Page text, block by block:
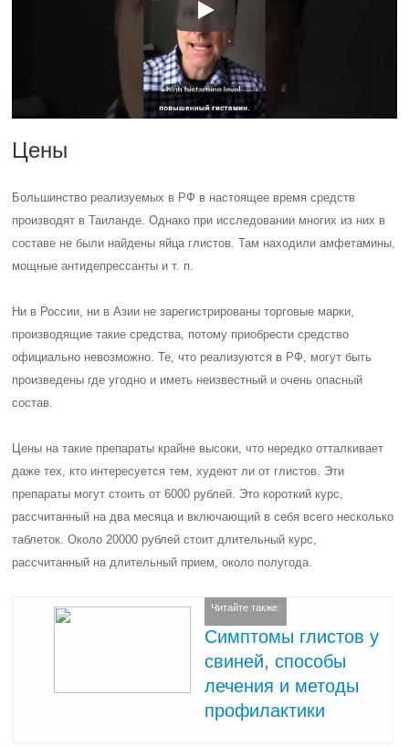
Цены
Большинство реализуемых в РФ в настоящее время средств
производят в Таиланде. Однако при исследовании многих из них в
составе не были найдены яйца глистов. Там находили амфетамины,
мощные антидепрессанты и т. п.
Ни в России, ни в Азии не зарегистрированы торговые марки,
производящие такие средства, потому приобрести средство
официально невозможно. Те, что реализуются в РФ, могут быть
произведены где угодно и иметь неизвестный и очень опасный
состав.
Цены на такие препараты крайне высоки, что нередко отталкивает
даже тех, кто интересуется тем, худеют ли от глистов. Эти
препараты могут стоить от 6000 рублей. Это короткий курс,
рассчитанный на два месяца и включающий в себя всего несколько
таблеток. Около 20000 рублей стоит длительный курс,
рассчитанный на длительный прием, около полугода.
Читайте также:
Симптомы глистов у
свиней, способы
лечения и методы
профилактики